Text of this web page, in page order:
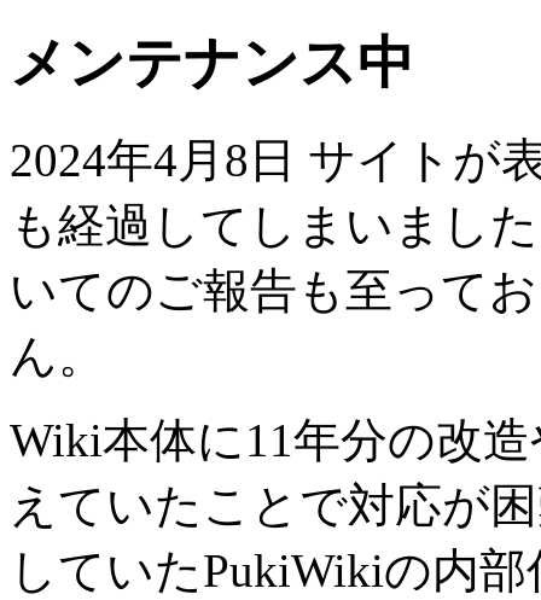
メンテナンス中
2024年4月8日 サイトが
も経過してしまいまし
いてのご報告も至って
ん。
Wiki本体に11年分の改
えていたことで対応が
していたPukiWikiの内